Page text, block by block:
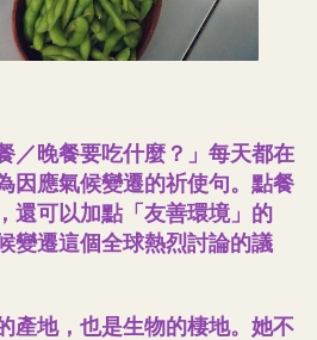
晚餐要吃什麼？」每天都在
因應氣候變遷的祈使句。點餐
還可以加點「友善環境」的
變遷這個全球熱烈討論的議
地，也是生物的棲地。她不